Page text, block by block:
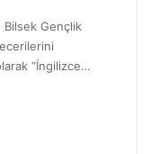
Gençlik
“İngilizce…